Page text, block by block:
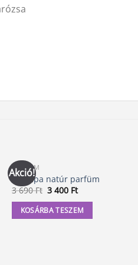
Akció!
PARFÜM
Csampa natúr parfüm
3 690Ft Original
was:
3
3 400 FtCurrent
is:
3
KOSÁRBA TESZEM